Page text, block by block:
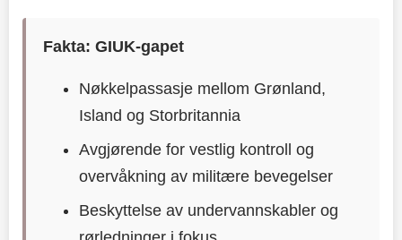
Fakta: GIUK-gapet
Nøkkelpassasje mellom Grønland,
Island og Storbritannia
Avgjørende for vestlig kontroll og
overvåkning av militære bevegelser
Beskyttelse av undervannskabler og